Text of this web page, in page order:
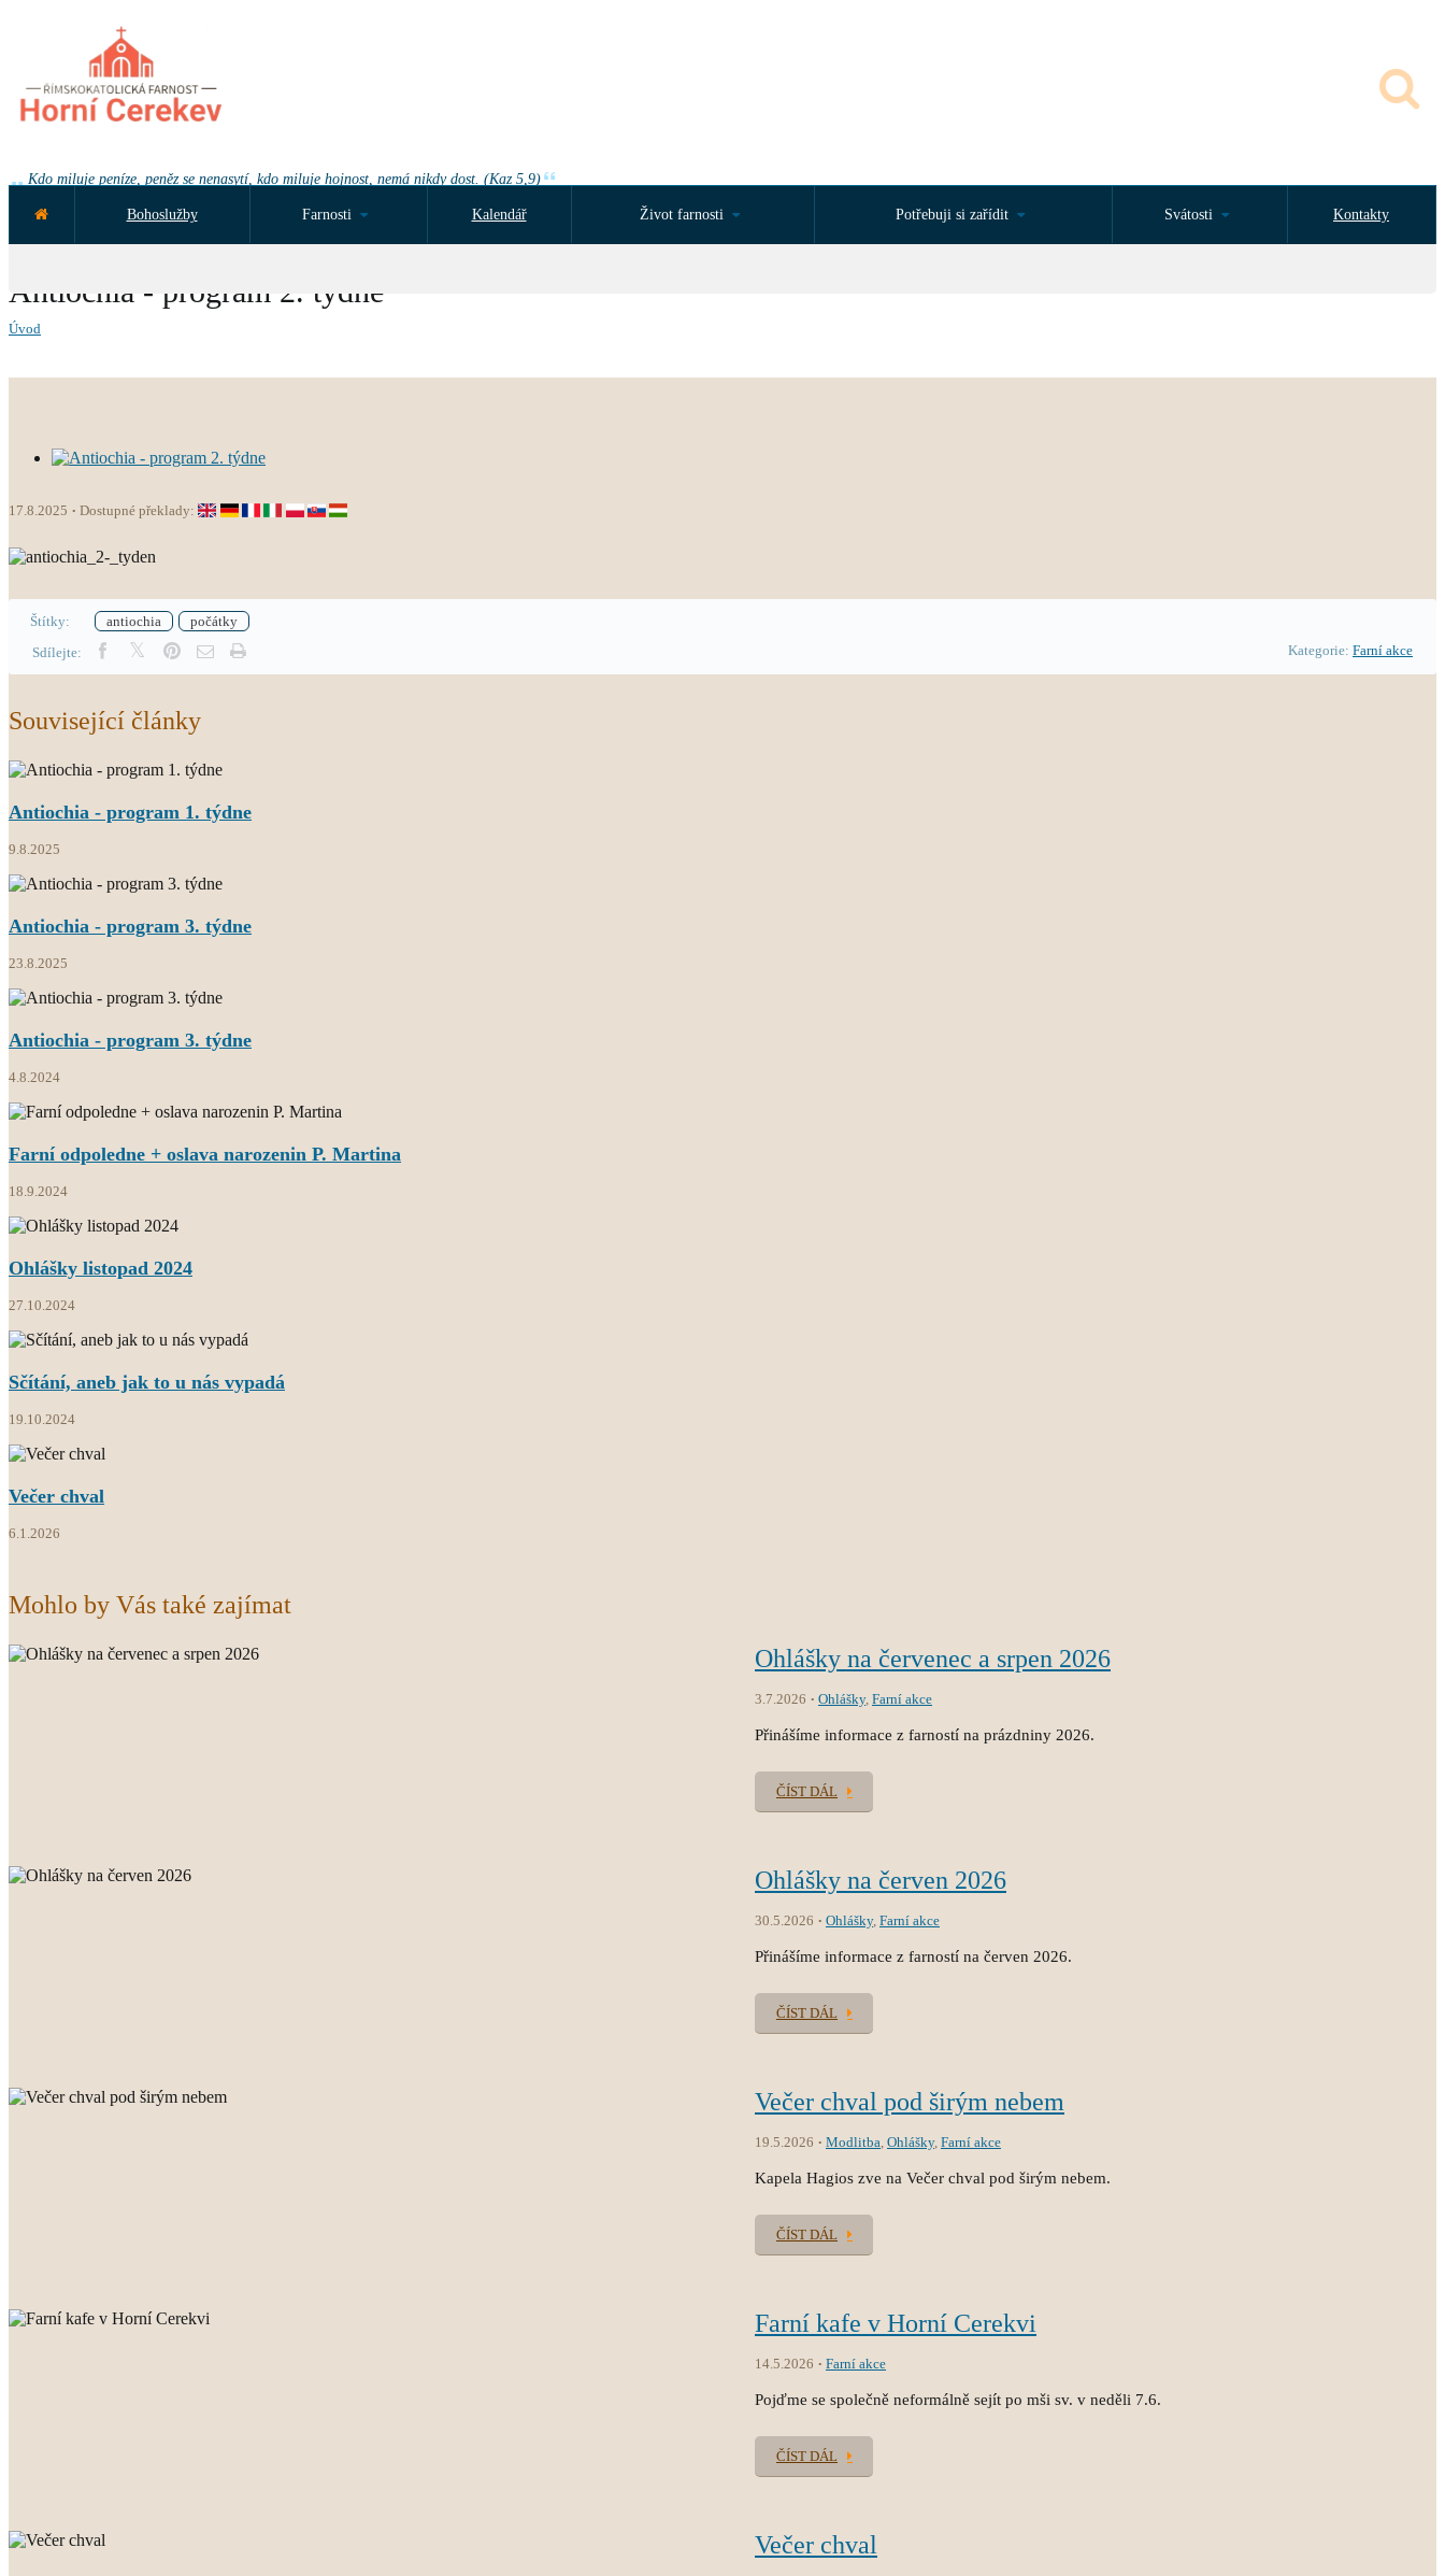
Kdo miluje peníze, peněz se nenasytí, kdo miluje hojnost, nemá nikdy dost. (Kaz 5,9)
NEJBLIŽŠÍ UDÁLOST ZA:
Bohoslužby Farnosti Kalendář Život farnosti Potřebuji si zařídit Svátosti Kontakty
Antiochia - program 2. týdne
Úvod
17.8.2025 Dostupné překlady:
Štítky: antiochia
počátky
Sdílejte:
Kategorie: Farní akce
Související články
Antiochia - program 1. týdne
9.8.2025
Antiochia - program 3. týdne
23.8.2025
Antiochia - program 3. týdne
4.8.2024
Farní odpoledne + oslava narozenin P. Martina
18.9.2024
Ohlášky listopad 2024
27.10.2024
Sčítání, aneb jak to u nás vypadá
19.10.2024
Večer chval
6.1.2026
Mohlo by Vás také zajímat
Ohlášky na červenec a srpen 2026
3.7.2026 Ohlášky, Farní akce
Přinášíme informace z farností na prázdniny 2026.
ČÍST DÁL
Ohlášky na červen 2026
30.5.2026 Ohlášky, Farní akce
Přinášíme informace z farností na červen 2026.
ČÍST DÁL
Večer chval pod širým nebem
19.5.2026 Modlitba, Ohlášky, Farní akce
Kapela Hagios zve na Večer chval pod širým nebem.
ČÍST DÁL
Farní kafe v Horní Cerekvi
14.5.2026 Farní akce
Pojďme se společně neformálně sejít po mši sv. v neděli 7.6.
ČÍST DÁL
Večer chval